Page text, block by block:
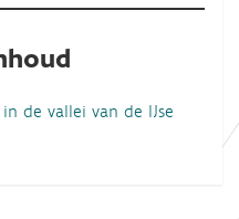
de vallei van de IJse